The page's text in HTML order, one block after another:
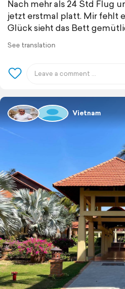
Nach mehr als 24 Std Flug
jetzt erstmal platt. Mir fehlt
Glück sieht das Bett
See translation
Vietnam